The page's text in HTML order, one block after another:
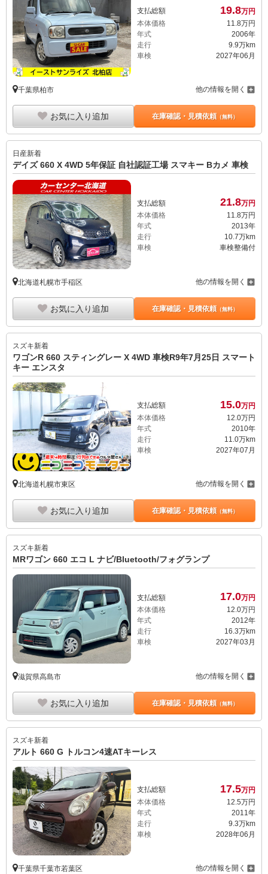
支払総額 19.8万円
本体価格
11. 8万円
年式
2006年
走行
9.9万km
車検
2027年06月
千葉県柏市 他の情報を開く
お気に入り追加 在庫確認・見積依頼（無料）
日産新着
デイズ 660 X 4WD 5年保証 自社認証工場 スマキー Bカメ 車検
支払総額 21.8万円
本体価格
11.8万円
年式
2013年
走行
10.7万km
車検
車検整備付
北海道札幌市手稲区 他の情報を開く
お気に入り追加 在庫確認・見積依頼（無料）
スズキ新着
ワゴンR 660 スティングレー X 4WD 車検R9年7月25日 スマート
キー エンスタ
支払総額 15.0万円
本体価格
12. 0万円
年式
2010年
走行
11.0万km
車検
2027年07月
北海道札幌市東区 他の情報を開く
お気に入り追加 在庫確認・見積依頼（無料）
スズキ新着
MRワゴン 660 エコ L ナビ/Bluetooth/フォグランプ
支払総額 17.0万円
本体価格
12.0万円
年式
2012年
走行
16.3万km
車検
2027年03月
滋賀県高島市 他の情報を開く
お気に入り追加 在庫確認・見積依頼（無料）
スズキ新着
アルト 660 G トルコン4速ATキーレス
支払総額 17.5万円
本体価格
12. 5万円
年式
2011年
走行
9.3万km
車検
2028年06月
千葉県千葉市若葉区 他の情報を開く